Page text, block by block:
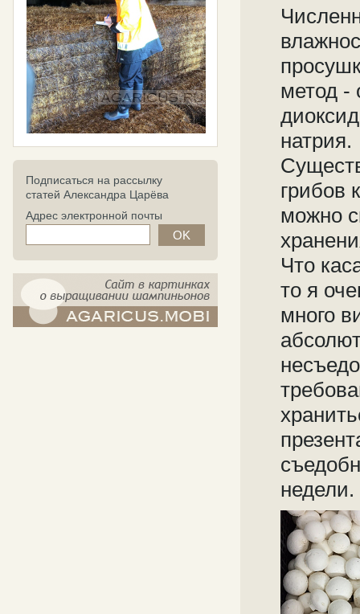
Подписаться на рассылку
статей Александра Царёва
Адрес электронной почты
метод -
натрия.
грибов
можно
Что
то я
много
недели.